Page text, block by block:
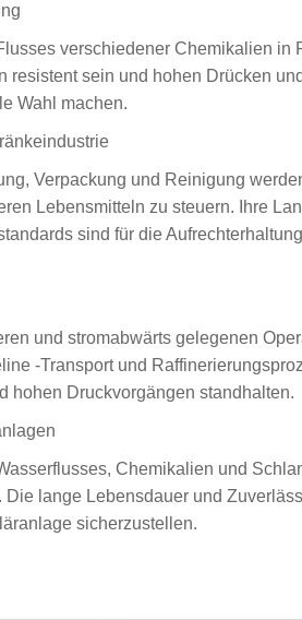
verschiedener Chemikalien
resistent sein und hohen Drücken
Wahl machen.
Verpackung und Reinigung
Lebensmitteln zu steuern. Ihre
sind für die
und stromabwärts gelegenen
-Transport und
hohen Druckvorgängen standhalten.
Chemikalien und
Die lange Lebensdauer und
sicherzustellen.